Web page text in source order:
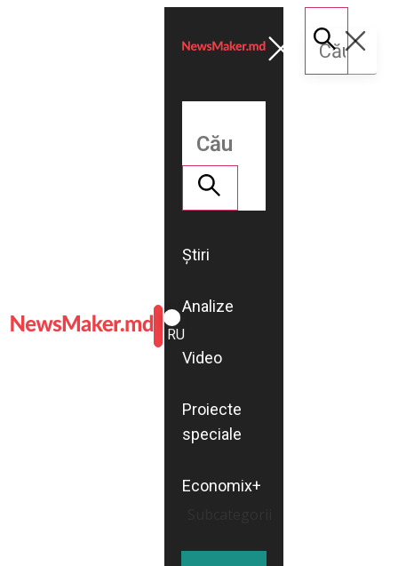
ROMÂNĂ
RU
Știri
Analize
Video
Proiecte
speciale
Economix+